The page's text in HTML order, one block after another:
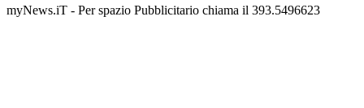
myNews.iT - Per spazio Pubblicitario chiama il 393.5496623